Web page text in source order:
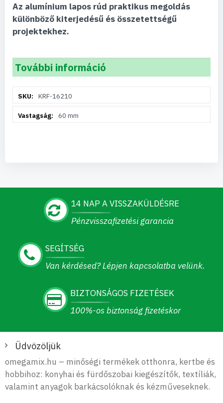
Az alumínium lapos rúd praktikus megoldás
különböző kiterjedésű és összetettségű
projektekhez.
További információ
információKRF-16210
60 mm
14 NAP A VISSZAKÜLDÉSRE
Pénzvisszafizetési garancia
SEGÍTSÉG
Van kérdésed? Lépjen kapcsolatba velünk.
BIZTONSÁGOS FIZETÉSEK
100%-os biztonság fizetéskor
Üdvözöljük
omegamix.hu – minőségi termékek otthonra, kertbe és
hobbihoz: konyhai és fürdőszobai kiegészítők, textíliák,
valamint anyagok barkácsolóknak és kézműveseknek.